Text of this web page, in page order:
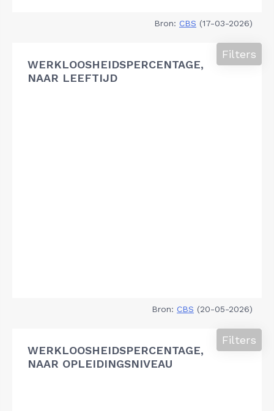
Bron: CBS (17-03-2026)
WERKLOOSHEIDSPERCENTAGE,
NAAR LEEFTIJD
Filters
Bron: CBS (20-05-2026)
WERKLOOSHEIDSPERCENTAGE,
NAAR OPLEIDINGSNIVEAU
Filters